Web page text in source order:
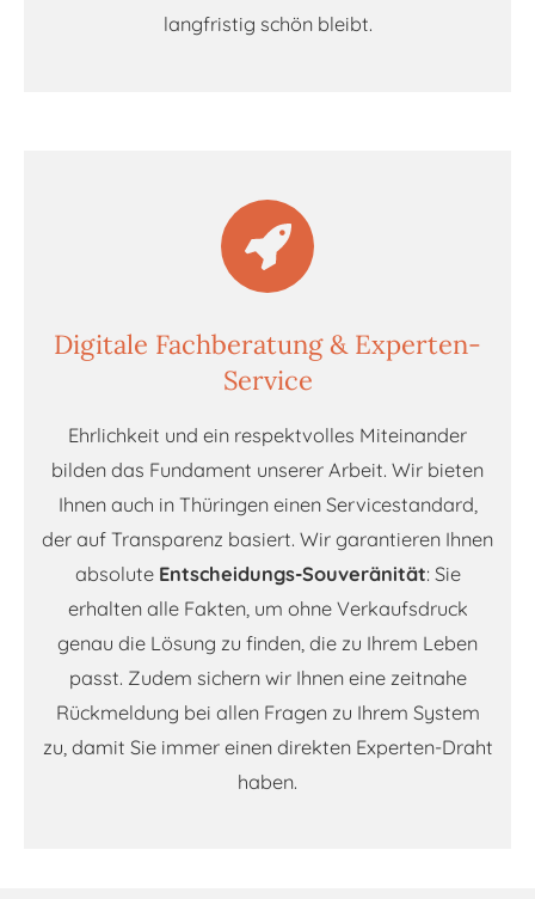
langfristig schön bleibt.
Digitale Fachberatung & Experten-
Service
Ehrlichkeit und ein respektvolles Miteinander
bilden das Fundament unserer Arbeit. Wir bieten
Ihnen auch in Thüringen einen Servicestandard,
der auf Transparenz basiert. Wir garantieren Ihnen
absolute Entscheidungs-Souveränität: Sie
erhalten alle Fakten, um ohne Verkaufsdruck
genau die Lösung zu finden, die zu Ihrem Leben
passt. Zudem sichern wir Ihnen eine zeitnahe
Rückmeldung bei allen Fragen zu Ihrem System
zu, damit Sie immer einen direkten Experten-Draht
haben.